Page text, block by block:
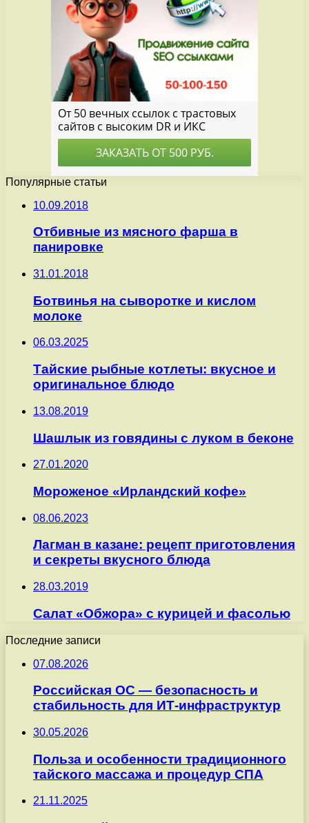
Популярные статьи
10.09.2018
Отбивные из мясного фарша в
панировке
31.01.2018
Ботвинья на сыворотке и кислом
молоке
06.03.2025
Тайские рыбные котлеты: вкусное и
оригинальное блюдо
13.08.2019
Шашлык из говядины с луком в беконе
27.01.2020
Мороженое «Ирландский кофе»
08.06.2023
Лагман в казане: рецепт приготовления
и секреты вкусного блюда
28.03.2019
Салат «Обжора» с курицей и фасолью
Последние записи
07.08.2026
Российская ОС — безопасность и
стабильность для ИТ-инфраструктур
30.05.2026
Польза и особенности традиционного
тайского массажа и процедур СПА
21.11.2025